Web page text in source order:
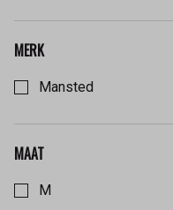
MERK
Mansted
MAAT
M